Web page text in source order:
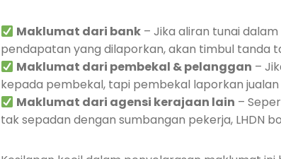
Maklumat dari bank – Jika aliran tunai
pendapatan yang dilaporkan, akan timbul tanda
Maklumat dari pembekal & pelanggan –
kepada pembekal, tapi pembekal laporkan
Maklumat dari agensi kerajaan lain –
tak sepadan dengan sumbangan pekerja, LHDN